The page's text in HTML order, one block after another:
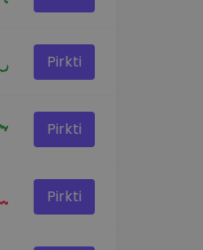
Pirkti
Pirkti
Pirkti